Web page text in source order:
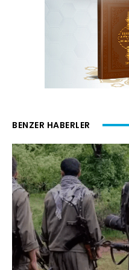
BENZER HABERLER